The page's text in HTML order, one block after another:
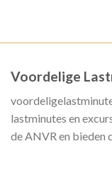
Voordelige
lastminutes en
de ANVR en bieden